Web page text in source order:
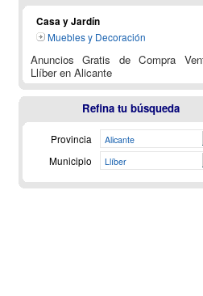
Casa y Jardín
Muebles y Decoración
Anuncios Gratis de Compra
Llíber en Alicante
Refina tu búsqueda
Provincia Alicante
Municipio Llíber